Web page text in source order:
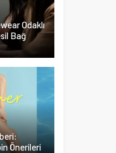
Odaklı
Bağ
Önerileri